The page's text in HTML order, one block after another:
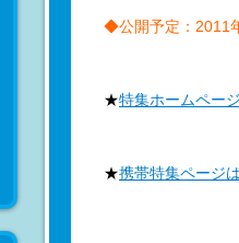
◆公開予定：2011
★特集ホームペー
★携帯特集ページ